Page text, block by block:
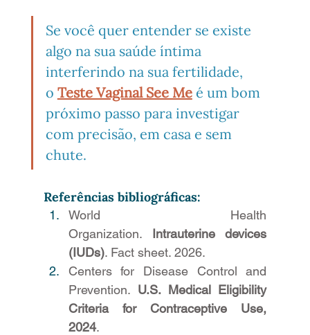
Se você quer entender se existe
algo na sua saúde íntima
interferindo na sua fertilidade,
o Teste Vaginal See Me é um bom
próximo passo para investigar
com precisão, em casa e sem
chute.
Referências bibliográficas:
World Health
Organization. Intrauterine devices
(IUDs). Fact sheet. 2026.
Centers for Disease Control and
Prevention. U.S. Medical Eligibility
Criteria for Contraceptive Use,
2024.